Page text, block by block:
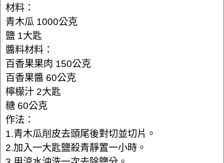
材料：
青木瓜 1000公克
鹽 1大匙
醬料材料：
百香果果肉 150公克
百香果醬 60公克
檸檬汁 2大匙
糖 60公克
作法：
1.青木瓜削皮去頭尾後對切並切片。
2.加入一大匙鹽殺青靜置一小時。